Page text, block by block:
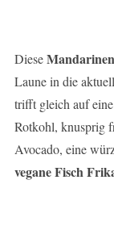
Diese
Laune in die
trifft gleich auf
Rotkohl, knusprig
Avocado, eine
vegane Fisch